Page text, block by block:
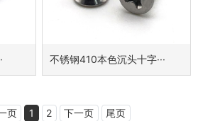
不锈钢410本色沉头十字···
页 1 2 下一页 尾页